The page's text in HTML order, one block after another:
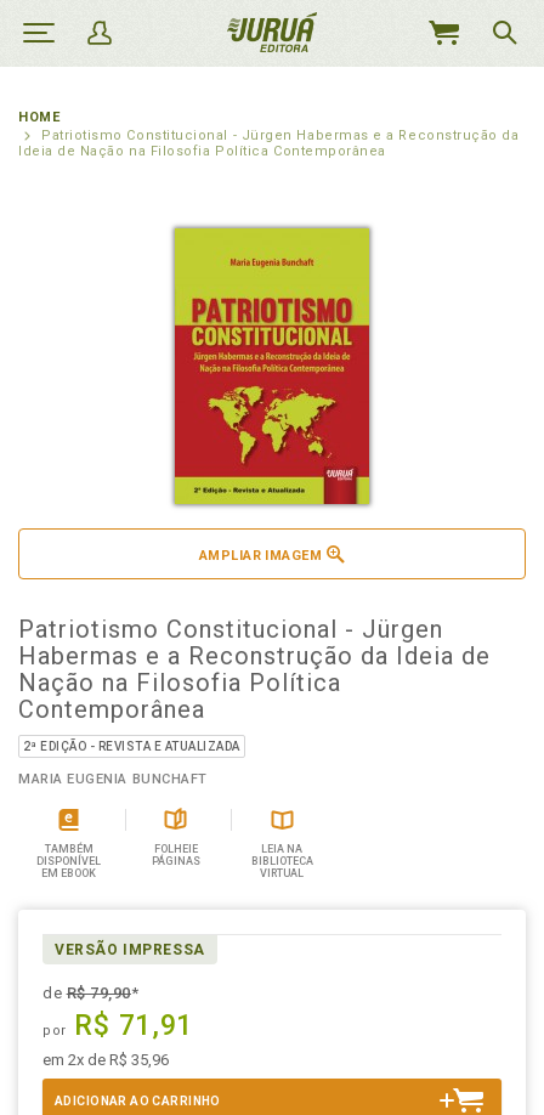
MEU
HOME
Patriotismo Constitucional - Jürgen Habermas e a Reconstrução da
Ideia de Nação na Filosofia Política Contemporânea
AMPLIAR IMAGEM
Patriotismo Constitucional - Jürgen
Habermas e a Reconstrução da Ideia de
Nação na Filosofia Política
Contemporânea
2ª EDIÇÃO - REVISTA E ATUALIZADA
MARIA EUGENIA BUNCHAFT
TAMBÉM
DISPONÍVEL
EM EBOOK
FOLHEIE
PÁGINAS
LEIA NA
BIBLIOTECA
VIRTUAL
VERSÃO IMPRESSA
deR$ 79,90*
por R$ 71,91
em 2x de R$ 35,96
ADICIONAR AO CARRINHO